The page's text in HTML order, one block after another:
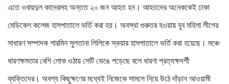
এতে ওবায়দুল কাদেরসহ অন্তত ২০ জন আহত হন। আহতদের অনেককেই ঢাকা
মেডিকেল কলেজ হাসপাতালে ভর্তি করা হয়। অবস্থা গুরুতর হওয়ায় যুব মহিলা লীগের
সাধারণ সম্পাদক শারমিন সুলতানা লিলিকে স্কয়ার হাসপাতালে ভর্তি করা হয়েছে। মঞ্চে
ধারণক্ষমতার বেশি লোক ওঠায় সেটি ভেঙে পড়েছে বলে ধারণা প্রত্যক্ষদর্শী
ব্যক্তিদের। অবশ্য কিছুক্ষণের মধ্যেই নিজেকে সামলে নিয়ে উঠে দাঁড়ান আওয়ামী